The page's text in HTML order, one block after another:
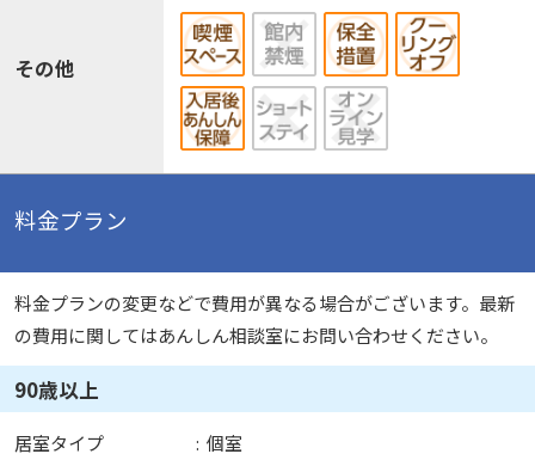
その他
料金プラン
料金プランの変更などで費用が異なる場合がございます。最新
の費用に関してはあんしん相談室にお問い合わせください。
90歳以上
居室タイプ : 個室